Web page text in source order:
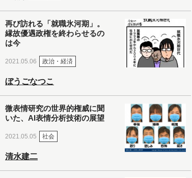
再び訪れる「就職氷河期」。
縁故優遇政権を終わらせるの
は今
2021.05.06 政治・経済
ぼうごなつこ
微表情研究の世界的権威に聞
いた、AI表情分析技術の展望
2021.05.05 社会
清水建二